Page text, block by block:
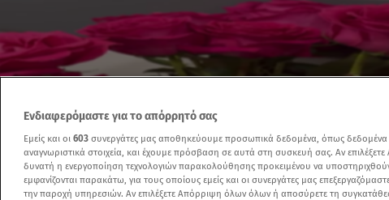
Ενδιαφερόμαστε για το απόρρητό σας
Εμείς και οι 603 συνεργάτες μας αποθηκεύουμε προσωπικά δεδομένα, όπως δεδομένα
αναγνωριστικά στοιχεία, και έχουμε πρόσβαση σε αυτά στη συσκευή σας. Αν
δυνατή η ενεργοποίηση τεχνολογιών παρακολούθησης προκειμένου να
εμφανίζονται παρακάτω, για τους οποίους εμείς και οι συνεργάτες μας
την παροχή υπηρεσιών. Αν επιλέξετε Απόρριψη όλων όλων ή αποσύρετε τη